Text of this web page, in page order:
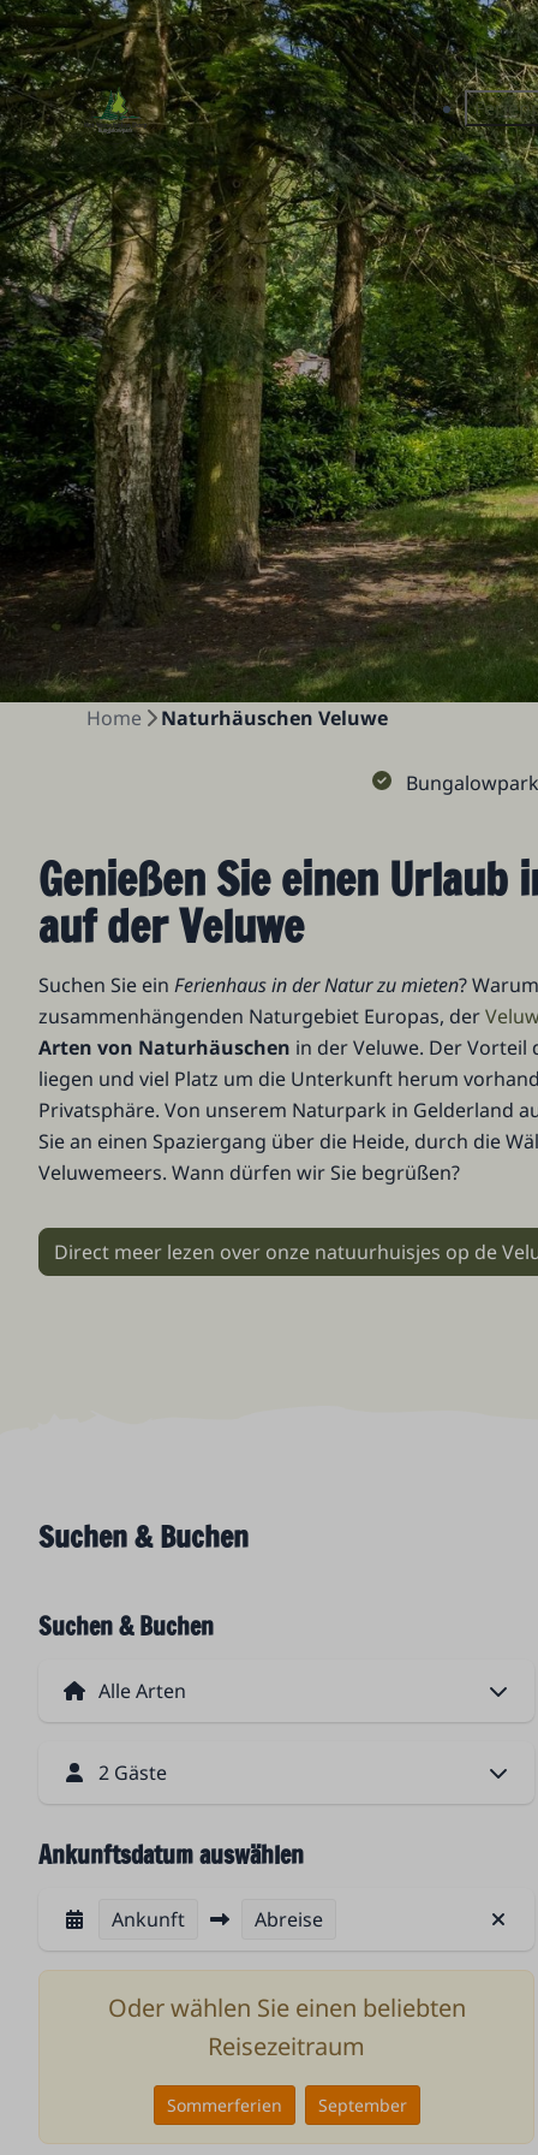
Home Naturhäuschen Veluwe
Genießen Sie einen Urlaub
auf der Veluwe
Suchen Sie einFerienhaus in der Natur zu mieten?
zusammenhängenden Naturgebiet Europas, der
Arten von Naturhäuschen in der Veluwe. Der Vorteil
liegen und viel Platz um die Unterkunft herum
Privatsphäre. Von unserem Naturpark in Gelderland
Sie an einen Spaziergang über die Heide, durch die
Veluwemeers. Wann dürfen wir Sie begrüßen?
Direct meer lezen over onze natuurhuisjes op de
Suchen & Buchen
Suchen & Buchen
2 Gäste
Ankunftsdatum auswählen
Ankunft Abreise
Oder wählen Sie einen beliebten
Reisezeitraum
Sommerferien September